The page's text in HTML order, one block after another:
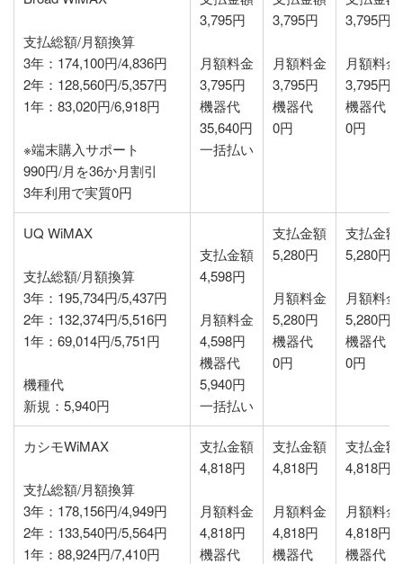
支払総額/月額換算
3年：174,100円/4,836円
2年：128,560円/5,357円
1年：83,020円/6,918円
※端末購入サポート
990円/月を36か月割引
3年利用で実質0円
3,795円
月額料金
3,795円
機器代
35,640円
一括払い
3,795円
月額料金
3,795円
機器代
0円
3,795円
月額料金
3,795円
機器代
0円
UQ WiMAX
支払総額/月額換算
3年：195,734円/5,437円
2年：132,374円/5,516円
1年：69,014円/5,751円
機種代
新規：5,940円
支払金額
4,598円
月額料金
4,598円
機器代
5,940円
一括払い
支払金額
5,280円
月額料金
5,280円
機器代
0円
支払金額
5,280円
月額料金
5,280円
機器代
0円
カシモWiMAX
支払総額/月額換算
3年：178,156円/4,949円
2年：133,540円/5,564円
1年：88,924円/7,410円
支払金額
4,818円
月額料金
4,818円
機器代
支払金額
4,818円
月額料金
4,818円
機器代
支払金額
4,818円
月額料金
4,818円
機器代